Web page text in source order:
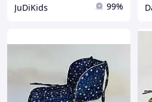
JuDiKids 99%